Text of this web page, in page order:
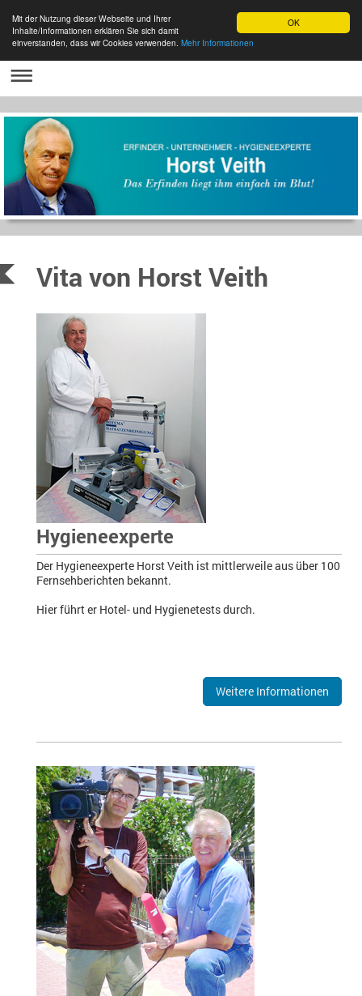
OK
Mit der Nutzung dieser Webseite und Ihrer
Inhalte/Informationen erklären Sie sich damit
einverstanden, dass wir Cookies verwenden. Mehr Informationen
Vita von Horst Veith
Hygieneexperte
Der Hygieneexperte Horst Veith ist mittlerweile aus über 100
Fernsehberichten bekannt.
Hier führt er Hotel- und Hygienetests durch.
Weitere Informationen